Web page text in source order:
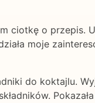
o przepis.
moje
do koktajlu.